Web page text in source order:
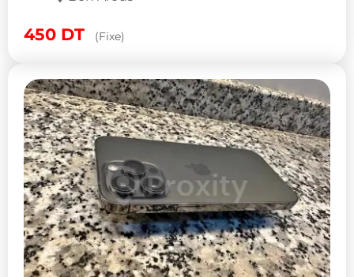
450 DT (Fixe)